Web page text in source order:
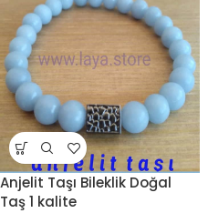
Anjelit Taşı Bileklik Doğal
Taş 1 kalite